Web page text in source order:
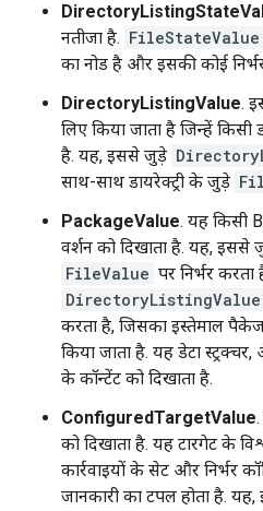
नतीजा है. FileStateValue
का नोड है और इसकी कोई
DirectoryListingValue.
लिए किया जाता है जिन्हें किसी
है. यह, इससे जुड़े
साथ-साथ डायरेक्ट्री के जुड़े
PackageValue. यह किसी
वर्शन को दिखाता है. यह, इससे
FileValue पर निर्भर
DirectoryListingValue
करता है, जिसका इस्तेमाल
किया जाता है. यह डेटा
के कॉन्टेंट को दिखाता है.
ConfiguredTargetValue
को दिखाता है. यह टारगेट के
कार्रवाइयों के सेट और निर्भर
जानकारी का टपल होता है.